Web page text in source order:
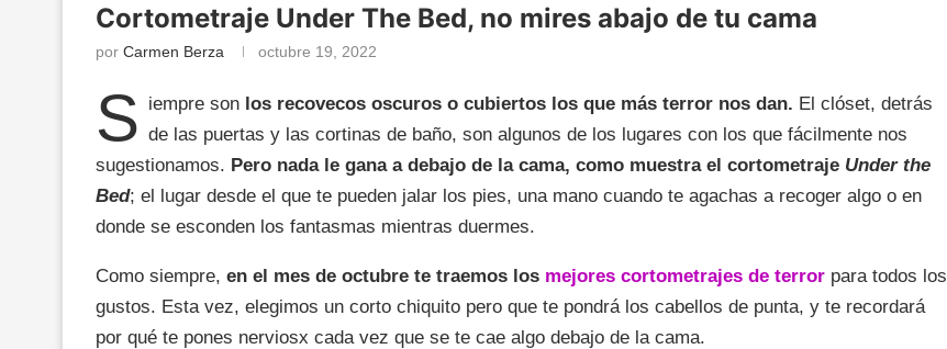
Cortometraje Under The Bed, no mires abajo de tu cama
por Carmen Berza octubre 19, 2022
S iempre son los recovecos oscuros o cubiertos los que más terror nos dan. El clóset, detrás
de las puertas y las cortinas de baño, son algunos de los lugares con los que fácilmente nos
sugestionamos. Pero nada le gana a debajo de la cama, como muestra el cortometraje Under the
Bed; el lugar desde el que te pueden jalar los pies, una mano cuando te agachas a recoger algo o en
donde se esconden los fantasmas mientras duermes.
Como siempre, en el mes de octubre te traemos los mejores cortometrajes de terror para todos los
gustos. Esta vez, elegimos un corto chiquito pero que te pondrá los cabellos de punta, y te recordará
por qué te pones nerviosx cada vez que se te cae algo debajo de la cama.